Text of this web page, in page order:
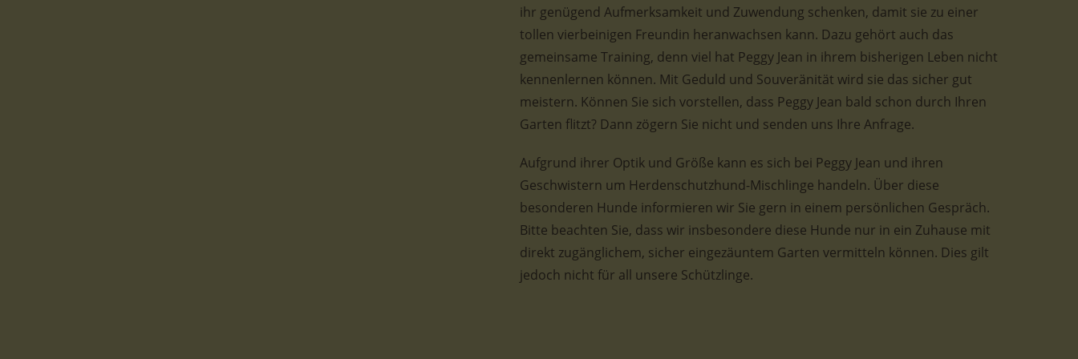
ihr genügend Aufmerksamkeit und Zuwendung schenken, damit sie zu einer
tollen vierbeinigen Freundin heranwachsen kann. Dazu gehört auch das
gemeinsame Training, denn viel hat Peggy Jean in ihrem bisherigen Leben nicht
kennenlernen können. Mit Geduld und Souveränität wird sie das sicher gut
meistern. Können Sie sich vorstellen, dass Peggy Jean bald schon durch Ihren
Garten flitzt? Dann zögern Sie nicht und senden uns Ihre Anfrage.
Aufgrund ihrer Optik und Größe kann es sich bei Peggy Jean und ihren
Geschwistern um Herdenschutzhund-Mischlinge handeln. Über diese
besonderen Hunde informieren wir Sie gern in einem persönlichen Gespräch.
Bitte beachten Sie, dass wir insbesondere diese Hunde nur in ein Zuhause mit
direkt zugänglichem, sicher eingezäuntem Garten vermitteln können. Dies gilt
jedoch nicht für all unsere Schützlinge.